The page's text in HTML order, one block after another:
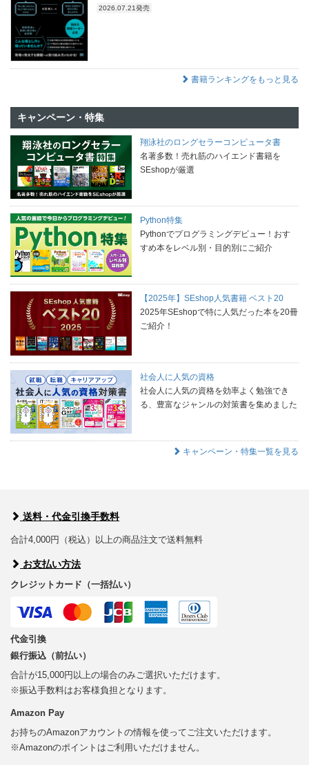
2026.07.21発売
書籍ランキングをもっと見る
キャンペーン・特集
翔泳社のロングセラーコンピュータ書
名著多数！売れ筋のハイエンド書籍を
SEshopが厳選
Python特集
Pythonでプログラミングデビュー！おす
すめ本をレベル別・目的別にご紹介
【2025年】SEshop人気書籍 ベスト20
2025年SEshopで特に人気だった本を20冊
ご紹介！
社会人に人気の資格
社会人に人気の資格を効率よく勉強でき
る、豊富なジャンルの対策書を集めました
キャンペーン・特集一覧を見る
送料・代金引換手数料
合計4,000円（税込）以上の商品注文で送料無料
お支払い方法
クレジットカード（一括払い）
代金引換
銀行振込（前払い）
合計が15,000円以上の場合のみご選択いただけます。
※振込手数料はお客様負担となります。
Amazon Pay
お持ちのAmazonアカウントの情報を使ってご注文いただけます。
※Amazonのポイントはご利用いただけません。